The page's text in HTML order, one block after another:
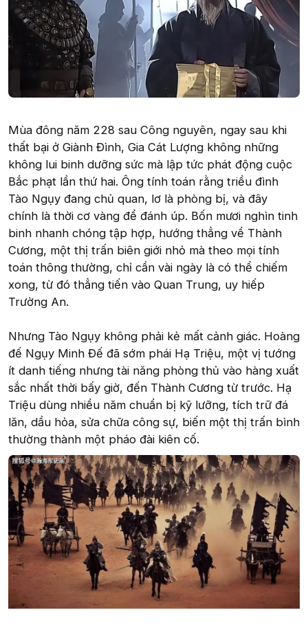
Mùa đông năm 228 sau Công nguyên, ngay sau khi
thất bại ở Giành Đình, Gia Cát Lượng không những
không lui binh dưỡng sức mà lập tức phát động cuộc
Bắc phạt lần thứ hai. Ông tính toán rằng triều đình
Tào Ngụy đang chủ quan, lơ là phòng bị, và đây
chính là thời cơ vàng để đánh úp. Bốn mươi nghìn tinh
binh nhanh chóng tập hợp, hướng thẳng về Thành
Cương, một thị trấn biên giới nhỏ mà theo mọi tính
toán thông thường, chỉ cần vài ngày là có thể chiếm
xong, từ đó thẳng tiến vào Quan Trung, uy hiếp
Trường An.
Nhưng Tào Ngụy không phải kẻ mất cảnh giác. Hoàng
đế Ngụy Minh Đế đã sớm phái Hạ Triệu, một vị tướng
ít danh tiếng nhưng tài năng phòng thủ vào hàng xuất
sắc nhất thời bấy giờ, đến Thành Cương từ trước. Hạ
Triệu dùng nhiều năm chuẩn bị kỹ lưỡng, tích trữ đá
lăn, dầu hỏa, sửa chữa công sự, biến một thị trấn bình
thường thành một pháo đài kiên cố.